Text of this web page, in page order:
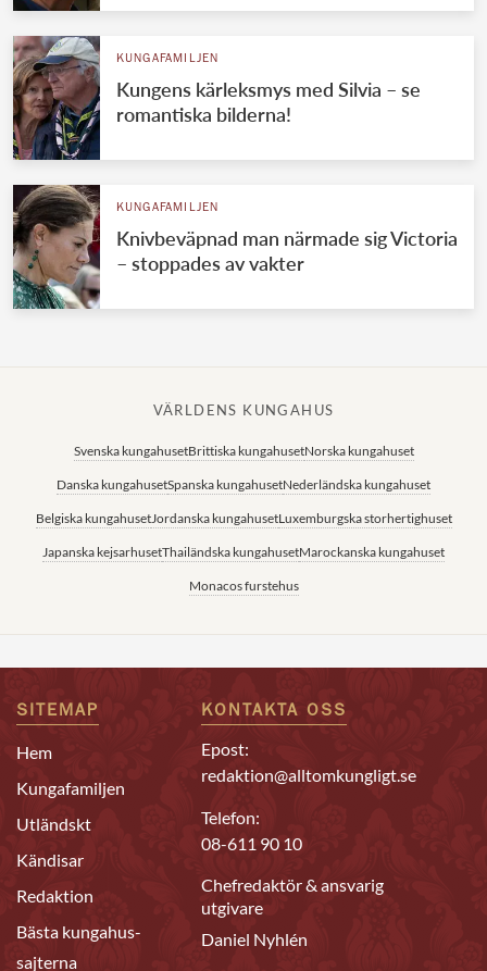
KUNGAFAMILJEN
Kungens kärleksmys med Silvia – se
romantiska bilderna!
KUNGAFAMILJEN
Knivbeväpnad man närmade sig Victoria
– stoppades av vakter
VÄRLDENS KUNGAHUS
Svenska kungahusetBrittiska kungahusetNorska kungahuset
Danska kungahusetSpanska kungahusetNederländska kungahuset
Belgiska kungahusetJordanska kungahusetLuxemburgska storhertighuset
Japanska kejsarhusetThailändska kungahusetMarockanska kungahuset
Monacos furstehus
SITEMAP
Hem
Kungafamiljen
Utländskt
Kändisar
Redaktion
Bästa kungahus-
sajterna
KONTAKTA OSS
Epost:
redaktion@alltomkungligt.se
Telefon:
08-611 90 10
Chefredaktör & ansvarig
utgivare
Daniel Nyhlén